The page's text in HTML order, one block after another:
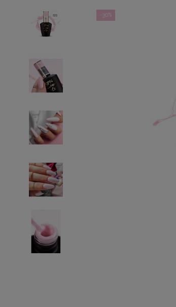
-30%